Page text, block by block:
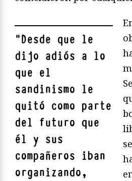
"Desde que le
dijo adiós a lo
que el
sandinismo le
quitó como parte
del futuro que
él y sus
compañeros iban
organizando,